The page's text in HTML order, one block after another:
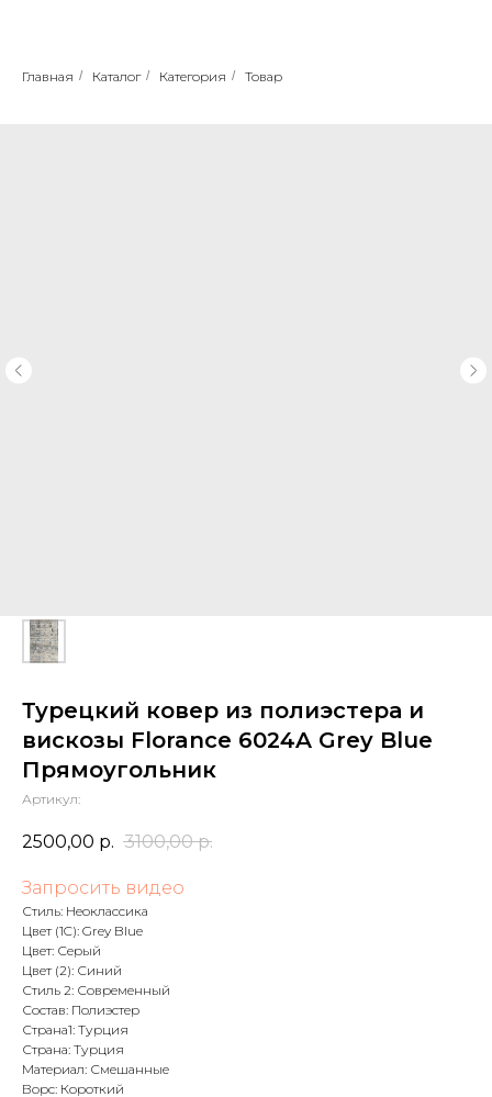
Главная / Каталог / Категория / Товар
Турецкий ковер из полиэстера и
вискозы Florance 6024A Grey Blue
Прямоугольник
Артикул:
2500,00 р. 3100,00 р.
Запросить видео
Стиль: Неоклассика
Цвет (1C): Grey Blue
Цвет: Серый
Цвет (2): Синий
Стиль 2: Современный
Состав: Полиэстер
Страна1: Турция
Страна: Турция
Материал: Смешанные
Ворс: Короткий